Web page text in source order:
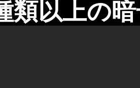
類以上の